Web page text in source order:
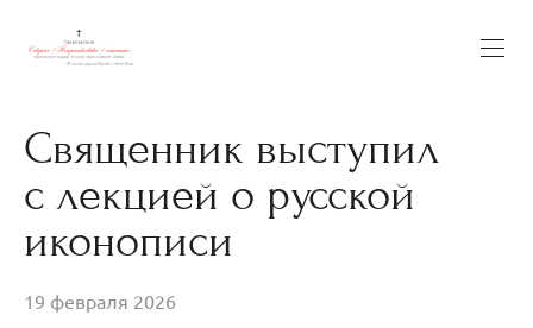
Священник выступил
с лекцией о русской
иконописи
19 февраля 2026